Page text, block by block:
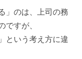
」のは、上司の務
ですが、
という考え方に違